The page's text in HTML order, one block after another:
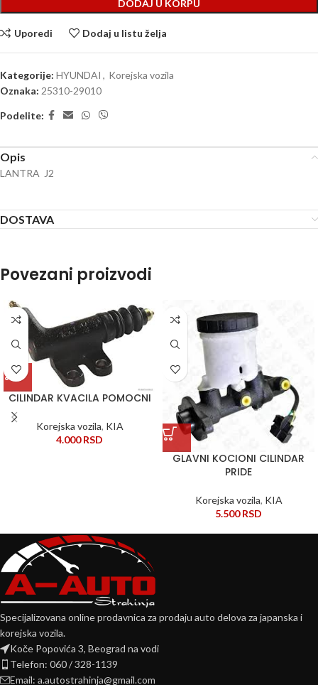
DODAJ U KORPU
Uporedi Dodaj u listu želja
Kategorije: HYUNDAI , Korejska vozila
Oznaka: 25310-29010
Podelite:
Opis
LANTRA J2
DOSTAVA
Povezani proizvodi
CILINDAR KVACILA POMOCNI
Korejska vozila, KIA
4.000RSD
GLAVNI KOCIONI CILINDAR
PRIDE
Korejska vozila, KIA
5.500RSD
Specijalizovana online prodavnica za prodaju auto delova za japanska i
korejska vozila.
Koče Popovića 3, Beograd na vodi
Telefon: 060 / 328-1139
Email: a.autostrahinja@gmail.com